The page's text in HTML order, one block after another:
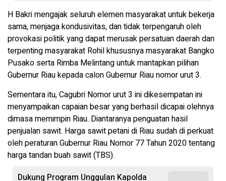
H Bakri mengajak seluruh elemen masyarakat untuk bekerja
sama, menjaga kondusivitas, dan tidak terpengaruh oleh
provokasi politik yang dapat merusak persatuan daerah dan
terpenting masyarakat Rohil khususnya masyarakat Bangko
Pusako serta Rimba Melintang untuk mantapkan pilihan
Gubernur Riau kepada calon Gubernur Riau nomor urut 3.
Sementara itu, Cagubri Nomor urut 3 ini dikesempatan ini
menyampaikan capaian besar yang berhasil dicapai olehnya
dimasa memimpin Riau. Diantaranya penguatan hasil
penjualan sawit. Harga sawit petani di Riau sudah di perkuat
oleh peraturan Gubernur Riau Nomor 77 Tahun 2020 tentang
harga tandan buah sawit (TBS).
Dukung Program Unggulan Kapolda